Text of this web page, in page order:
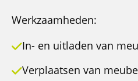
Werkzaamheden:
In- en uitladen van
Verplaatsen van